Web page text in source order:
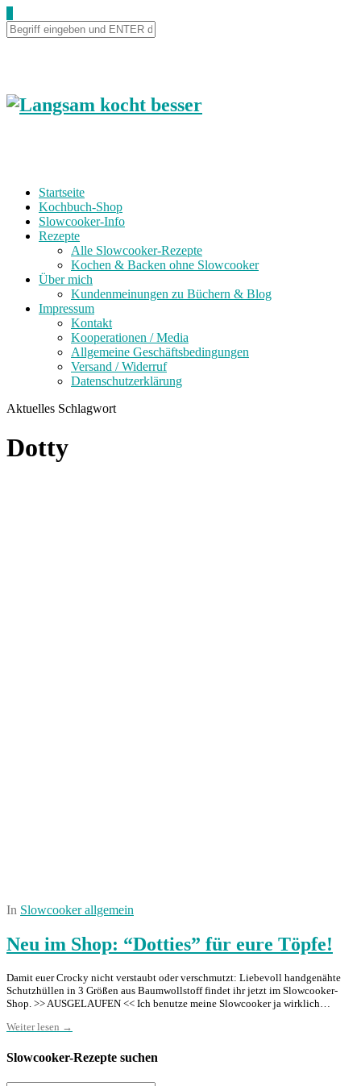
Startseite
Kochbuch-Shop
Slowcooker-Info
Rezepte
Alle Slowcooker-Rezepte
Kochen & Backen ohne Slowcooker
Über mich
Kundenmeinungen zu Büchern & Blog
Impressum
Kontakt
Kooperationen / Media
Allgemeine Geschäftsbedingungen
Versand / Widerruf
Datenschutzerklärung
Aktuelles Schlagwort
Dotty
In Slowcooker allgemein
Neu im Shop: “Dotties” für eure Töpfe!
Damit euer Crocky nicht verstaubt oder verschmutzt: Liebevoll handgenähte
Schutzhüllen in 3 Größen aus Baumwollstoff findet ihr jetzt im Slowcooker-
Shop. >> AUSGELAUFEN << Ich benutze meine Slowcooker ja wirklich…
Weiter lesen →
Slowcooker-Rezepte suchen